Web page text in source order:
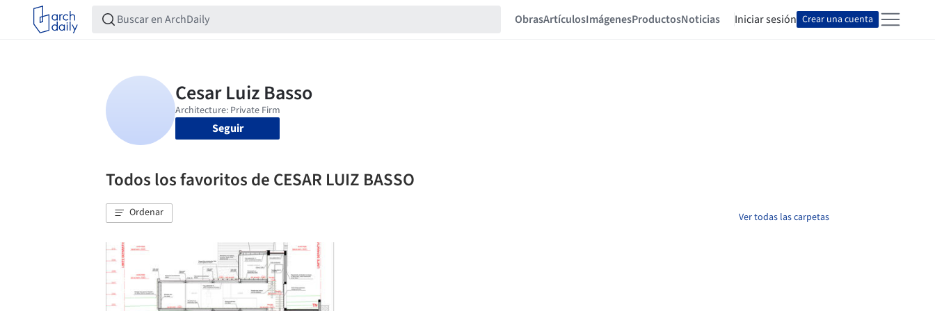
ObrasArtículosImágenesProductosNoticias Iniciar sesión Crear una cuenta
Seguir
Todos los favoritos de CESAR LUIZ BASSO
Ordenar Ver todas las carpetas